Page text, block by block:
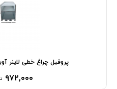
پروفیل چراغ خطی لاینر
۹۷۲,۰۰۰